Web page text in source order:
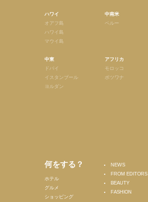
ハワイ
オアフ島
ハワイ島
マウイ島
中東
ドバイ
イスタンブール
ヨルダン
中南米
ペルー
アフリカ
モロッコ
ボツワナ
何をする？
ホテル
グルメ
ショッピング
NEWS
FROM EDITORS
BEAUTY
FASHION